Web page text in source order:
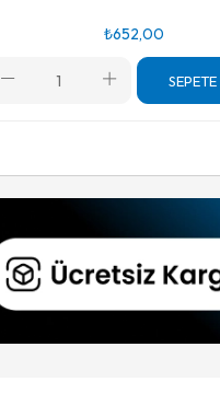
₺652,00